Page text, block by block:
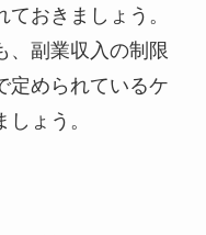
おきましょう。
、副業収入の制限
定められているケ
ょう。